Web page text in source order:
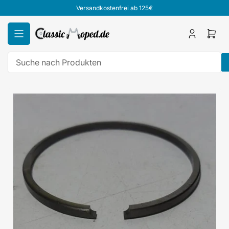
Inhalt
springen
Versandkostenfrei ab 125€
Produkten
Anmelden
Zu